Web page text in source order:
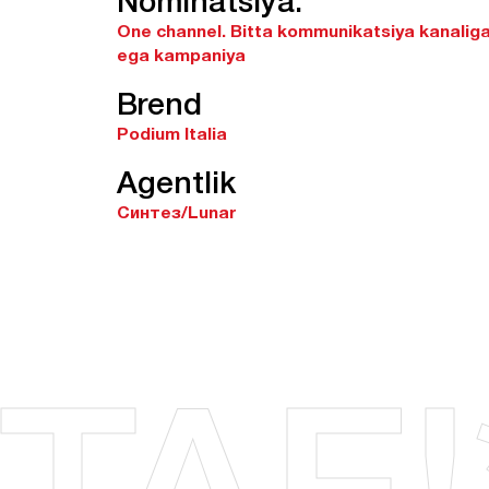
One channel. Bitta kommunikatsiya
ega kampaniya
Brend
Podium Italia
Agentlik
Синтез/Lunar